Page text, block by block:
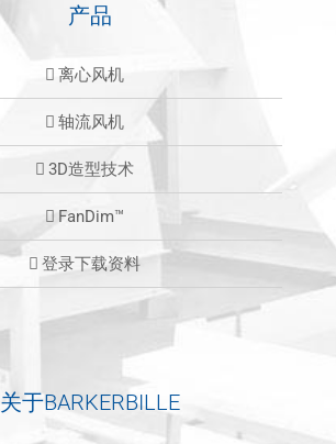
产品
离心风机
轴流风机
3D造型技术
FanDim™
登录下载资料
关于BARKERBILLE